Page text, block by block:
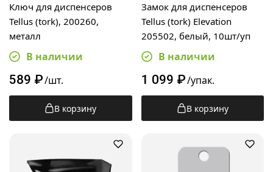
Ключ для диспенсеров
Tellus (tork), 200260,
металл
В наличии
589 ₽/шт.
В корзину
Замок для диспенсеров
Tellus (tork) Elevation
205502, белый, 10шт/уп
В наличии
1 099 ₽/упак.
В корзину